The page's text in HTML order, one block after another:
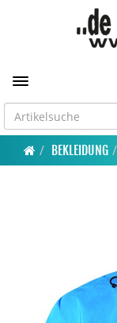
Toggle navigation
BEKLEIDUNG